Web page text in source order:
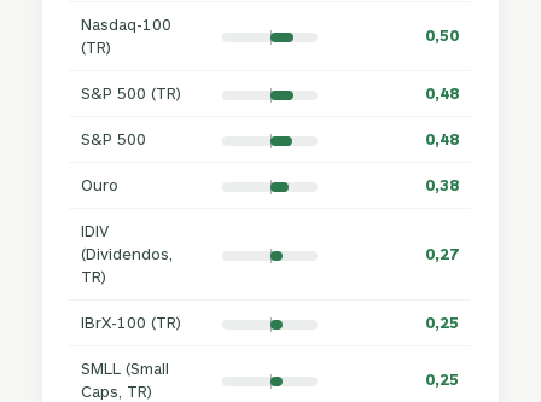
Nasdaq-100
(TR)
0,50
S&P 500 (TR) 0,48
S&P 500 0,48
Ouro 0,38
IDIV
(Dividendos,
TR)
0,27
IBrX-100 (TR) 0,25
SMLL (Small
Caps, TR)
0,25